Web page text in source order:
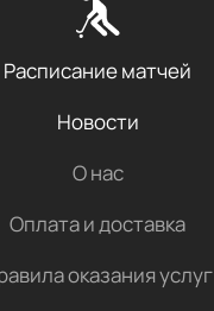
Расписание матчей
Новости
О нас
Оплата и доставка
оказания услуг